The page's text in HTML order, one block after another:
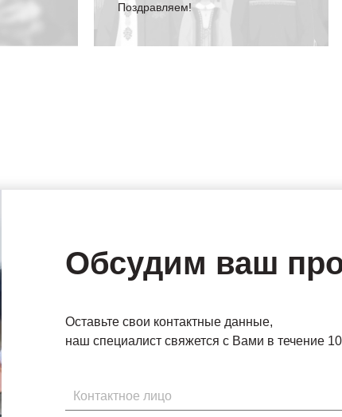
Поздравляем!
Обсудим ваш
Оставьте свои контактные данные,
наш специалист свяжется с Вами в течение
Имя